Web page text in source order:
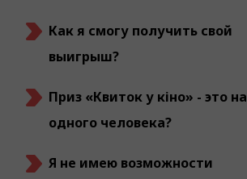
Как я смогу получить свой
выигрыш?
Приз «Квиток у кіно» - это на
одного человека?
Я не имею возможности